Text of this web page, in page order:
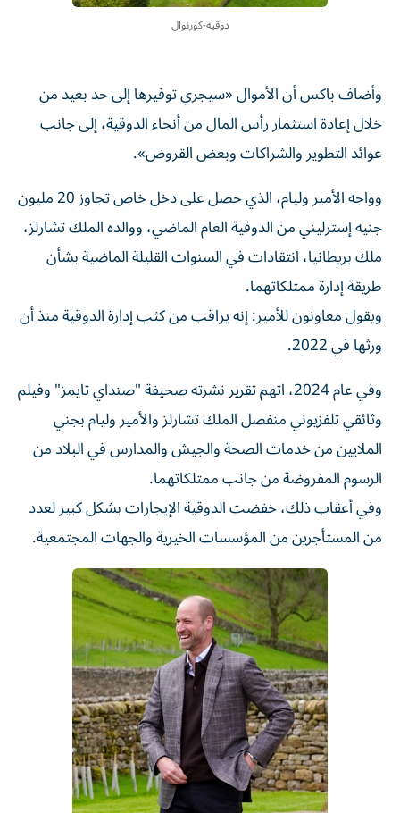
دوقية-كورنوال
وأضاف باكس ‌أن الأموال «سيجري توفيرها إلى حد بعيد من
خلال إعادة استثمار رأس المال من أنحاء الدوقية، إلى جانب
⁠عوائد التطوير والشراكات وبعض القروض».
وواجه الأمير وليام، الذي حصل على دخل خاص تجاوز 20 مليون
جنيه إسترليني من الدوقية ​العام ‌الماضي، ووالده الملك تشارلز،
ملك بريطانيا، انتقادات في ‌السنوات القليلة الماضية بشأن
طريقة إدارة ممتلكاتهما.
ويقول معاونون للأمير: إنه يراقب من كثب إدارة الدوقية منذ أن
ورثها في ‌2022.
وفي عام 2024، ‌اتهم تقرير نشرته صحيفة "صنداي تايمز" وفيلم
وثائقي تلفزيوني منفصل الملك ‌تشارلز والأمير وليام بجني
الملايين من خدمات الصحة والجيش والمدارس في البلاد من
الرسوم ⁠المفروضة من جانب ممتلكاتهما.
وفي أعقاب ذلك، خفضت ​الدوقية الإيجارات بشكل كبير لعدد
من المستأجرين من المؤسسات الخيرية والجهات المجتمعية.